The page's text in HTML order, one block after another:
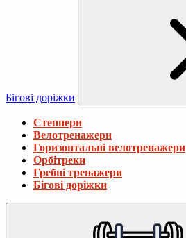
Бігові доріжки
Степпери
Велотренажери
Горизонтальні велотренажери
Орбітреки
Гребні тренажери
Бігові доріжки